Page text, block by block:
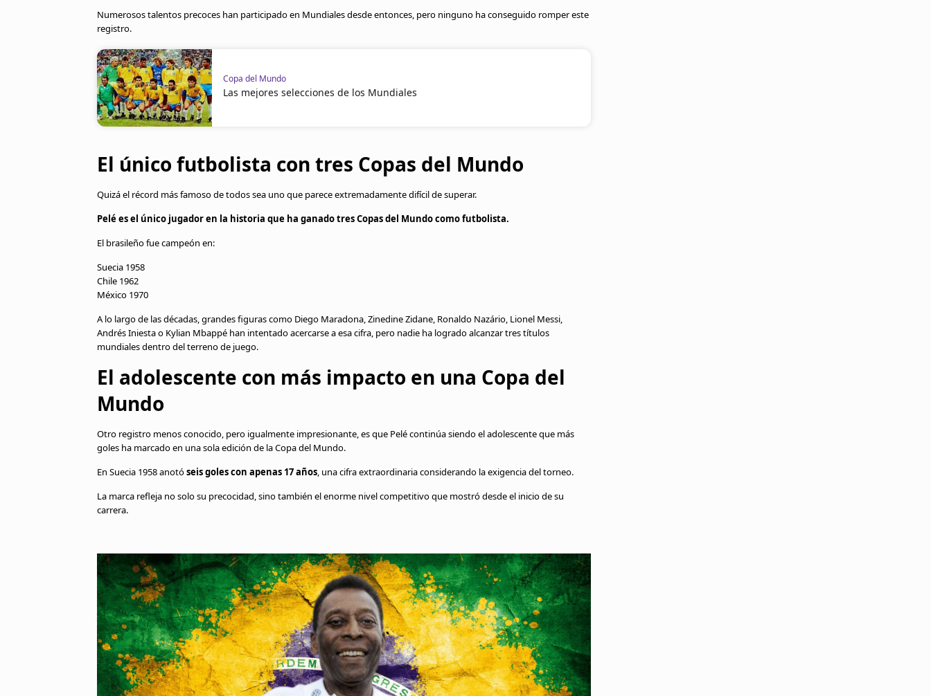
Numerosos talentos precoces han participado en Mundiales desde entonces, pero ninguno ha conseguido romper este
registro.
Copa del Mundo
Las mejores selecciones de los Mundiales
El único futbolista con tres Copas del Mundo
Quizá el récord más famoso de todos sea uno que parece extremadamente difícil de superar.
Pelé es el único jugador en la historia que ha ganado tres Copas del Mundo como futbolista.
El brasileño fue campeón en:
Suecia 1958
Chile 1962
México 1970
A lo largo de las décadas, grandes figuras como Diego Maradona, Zinedine Zidane, Ronaldo Nazário, Lionel Messi,
Andrés Iniesta o Kylian Mbappé han intentado acercarse a esa cifra, pero nadie ha logrado alcanzar tres títulos
mundiales dentro del terreno de juego.
El adolescente con más impacto en una Copa del
Mundo
Otro registro menos conocido, pero igualmente impresionante, es que Pelé continúa siendo el adolescente que más
goles ha marcado en una sola edición de la Copa del Mundo.
En Suecia 1958 anotóseis goles con apenas 17 años, una cifra extraordinaria considerando la exigencia del torneo.
La marca refleja no solo su precocidad, sino también el enorme nivel competitivo que mostró desde el inicio de su
carrera.